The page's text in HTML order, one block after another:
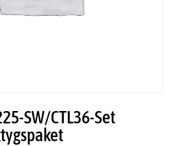
SW/CTL36-Set